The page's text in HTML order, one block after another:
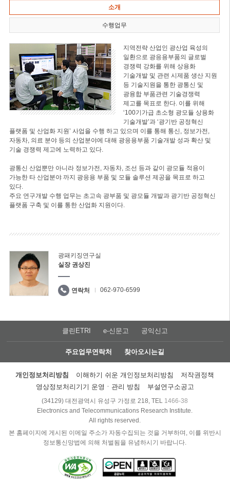
소개
수행업무
지역전략 산업인 광산업 육성의
일환으로 광응용부품의 글로벌
경쟁력 강화를 위해 상용화
기술개발 및 관련 시제품 생산 지원
등 기술지원을 통한 광통신 및
광융합 부품관련 기술경쟁력
제고를 목표로 한다. 이를 위해
‘100기가급 초소형 광모듈 상용화
기술개발’과 ‘광기반 공정혁신
플랫폼 및 산업화 지원’ 사업을 수행 하고 있으며 이를 통해 통신, 정보가전,
자동차, 의료 분야 등의 산업분야에 대해 광응용부품 기술개발 성과 확산 및
기술 경쟁력 제고에 노력하고 있다.
광통신 산업뿐만 아니라 정보가전, 자동차, 조선 등과 같이 광모듈 적용이
가능한 타 산업분야 까지 광응용 부품 및 모듈 솔루션 제공을 목표로 하고
있다.
주요 연구개발 수행 업무는 초고속 광부품 및 광모듈 개발과 광기반 공정혁신
플랫폼 구축 및 이를 통한 산업화 지원이다.
광패키징연구실
실장 권상진
연락처 062-970-6599
클린ETRI e-신문고 공익신고
주요업무연락처 찾아오시는길
개인정보처리방침 이해하기 쉬운 개인정보처리방침
저작권정책
영상정보처리기기 운영ㆍ관리 방침
부설연구소공고
(34129) 대전광역시 유성구 가정로 218, TEL 1466-38
Electronics and Telecommunications Research Institute.
All rights reserved.
본 홈페이지에 게시된 이메일 주소가 자동수집되는 것을 거부하며, 이를 위반시
정보통신망법에 의해 처벌됨을 유념하시기 바랍니다.